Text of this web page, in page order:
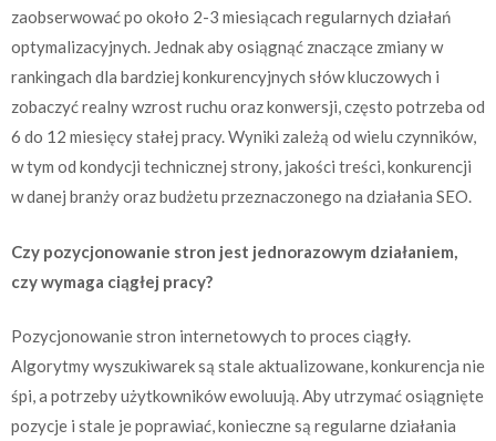
zaobserwować po około 2-3 miesiącach regularnych działań
optymalizacyjnych. Jednak aby osiągnąć znaczące zmiany w
rankingach dla bardziej konkurencyjnych słów kluczowych i
zobaczyć realny wzrost ruchu oraz konwersji, często potrzeba od
6 do 12 miesięcy stałej pracy. Wyniki zależą od wielu czynników,
w tym od kondycji technicznej strony, jakości treści, konkurencji
w danej branży oraz budżetu przeznaczonego na działania SEO.
Czy pozycjonowanie stron jest jednorazowym działaniem,
czy wymaga ciągłej pracy?
Pozycjonowanie stron internetowych to proces ciągły.
Algorytmy wyszukiwarek są stale aktualizowane, konkurencja nie
śpi, a potrzeby użytkowników ewoluują. Aby utrzymać osiągnięte
pozycje i stale je poprawiać, konieczne są regularne działania